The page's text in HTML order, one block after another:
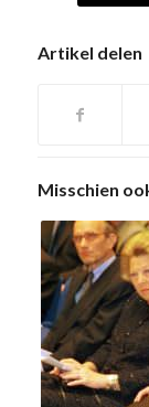
Artikel delen
Misschien